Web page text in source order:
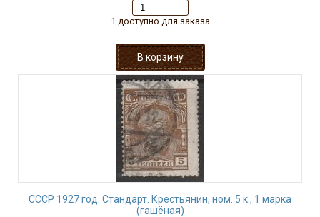
1 доступно для заказа
СССР 1927 год. Стандарт. Крестьянин, ном. 5 к., 1 марка
(гашёная)